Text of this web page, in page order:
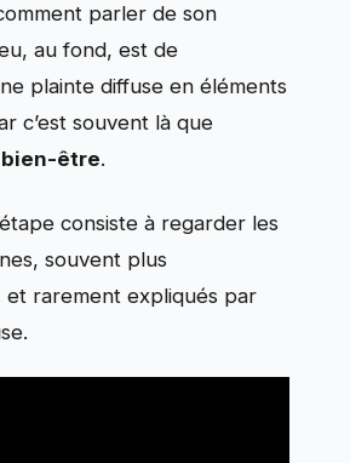
parler de son
au fond, est de
plainte diffuse en éléments
c’est souvent là que
bien-être.
consiste à regarder les
souvent plus
et rarement expliqués par